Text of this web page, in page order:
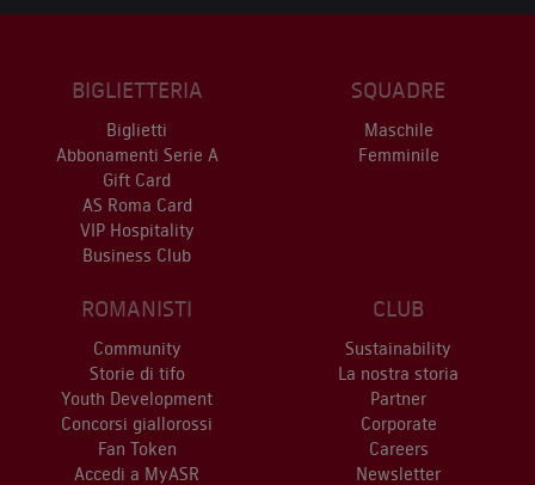
BIGLIETTERIA
Biglietti
Abbonamenti Serie A
Gift Card
AS Roma Card
VIP Hospitality
Business Club
SQUADRE
Maschile
Femminile
ROMANISTI
Community
Storie di tifo
Youth Development
Concorsi giallorossi
Fan Token
Accedi a MyASR
CLUB
Sustainability
La nostra storia
Partner
Corporate
Careers
Newsletter